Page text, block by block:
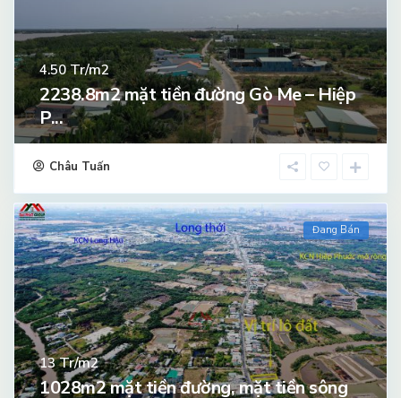
4.50Tr/m2
2238.8m2 mặt tiền đường Gò Me – Hiệp
P...
Châu Tuấn
Đang Bán
13Tr/m2
1028m2 mặt tiền đường, mặt tiền sông